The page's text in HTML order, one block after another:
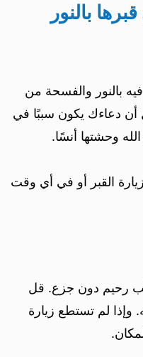
بالنور
فيه بالنور والفسحة من
أن دعاءك يكون سببًا في
وحشتها أنسًا.
القبر أو في أي وقت
رحيم دون جزع. قل
لم تستطع زيارة